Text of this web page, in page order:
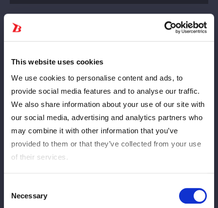
This website uses cookies
We use cookies to personalise content and ads, to
provide social media features and to analyse our traffic.
We also share information about your use of our site with
our social media, advertising and analytics partners who
may combine it with other information that you’ve
provided to them or that they’ve collected from your use
of their services.
Selection
Necessary
COSMIC ANGELS（コズエン）のなつぽい＆水森由菜＆さくらあ
やが、アーテイスト・オブ・スターダム王座（現王者は壮麗亜美
＆妃南＆レディ・C）挑戦を訴えた。5月31日（日）に京都・
KBSホールで行われた「STARDOM in KYOTO 2026 May.」の10
God’s Eyeの朱里＆稲葉ともかと合体。H.A.T.E.の刀羅ナツコ＆上
谷沙弥＆小波＆ビー・プレストリー＆吏南と対戦した。